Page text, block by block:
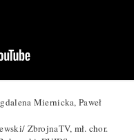
Miernicka, Paweł
ZbrojnaTV, mł. chor.